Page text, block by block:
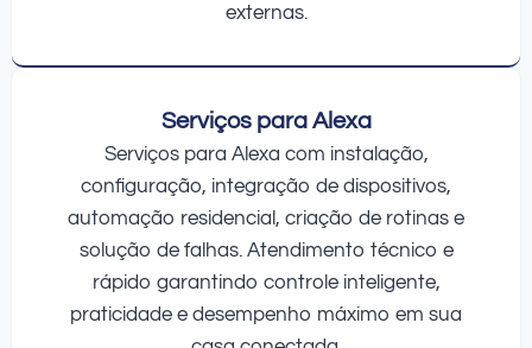
externas.
Serviços para Alexa
Serviços para Alexa com instalação,
configuração, integração de dispositivos,
automação residencial, criação de rotinas e
solução de falhas. Atendimento técnico e
rápido garantindo controle inteligente,
praticidade e desempenho máximo em sua